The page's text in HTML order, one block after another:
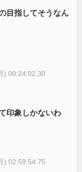
目指してそうなん
) 00:24:02.30
印象しかないわ
) 02:59:54.75